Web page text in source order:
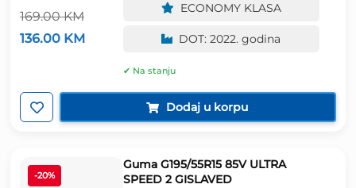
169.00KM
Izvorna
cijena
169.00 KM.
136.00 KM
136.00 KM.
ECONOMY KLASA
DOT: 2022. godina
✔ Na stanju
Dodaj u korpu
-20%
Guma G195/55R15 85V ULTRA
SPEED 2 GISLAVED